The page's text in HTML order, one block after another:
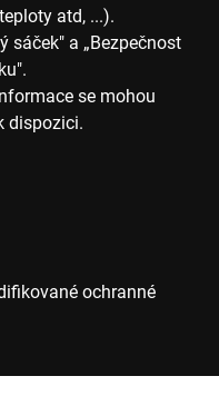
atd, ...).
sáček" a „Bezpečnost
se mohou
dispozici.
ochranné